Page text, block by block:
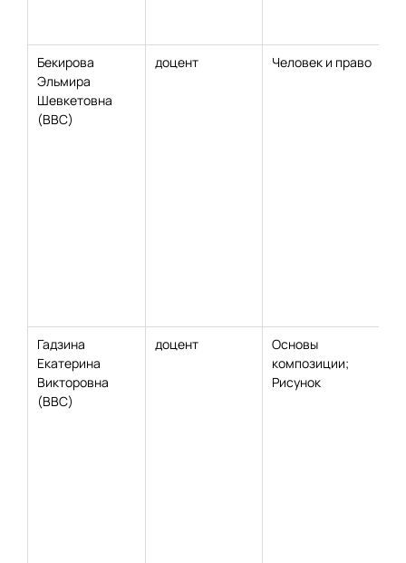
Бекирова
Эльмира
Шевкетовна
(ВВС)
доцент Человек и право
Гадзина
Екатерина
Викторовна
(ВВС)
доцент
Основы
композиции;
Рисунок